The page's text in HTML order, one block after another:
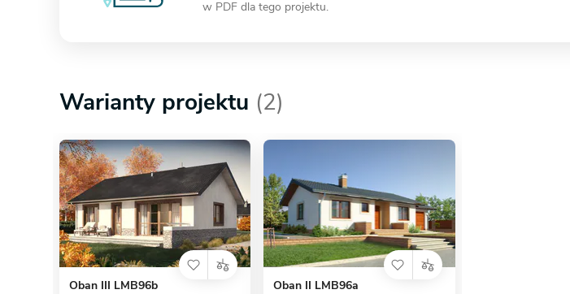
w PDF dla tego projektu.
Warianty projektu (2)
Oban III LMB96b
Oban II LMB96a